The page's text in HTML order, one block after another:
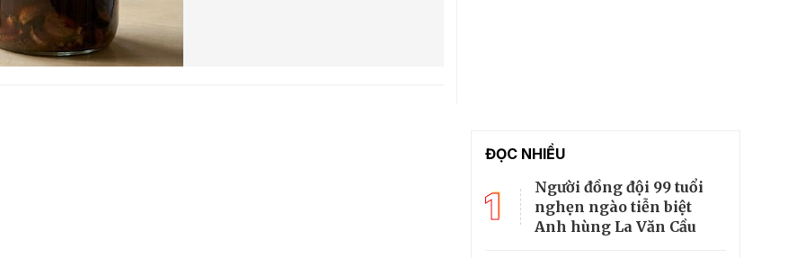
ĐỌC NHIỀU
1
Người đồng đội 99 tuổi
nghẹn ngào tiễn biệt
Anh hùng La Văn Cầu